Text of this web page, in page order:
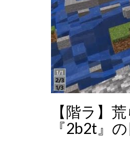
【階ラ】
『2b2t』